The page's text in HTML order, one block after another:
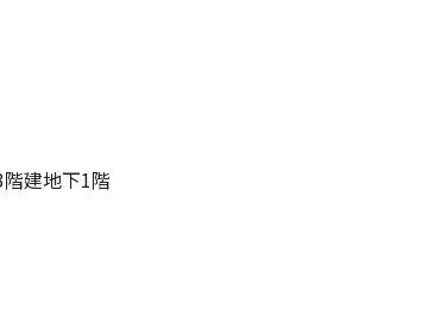
建地下1階